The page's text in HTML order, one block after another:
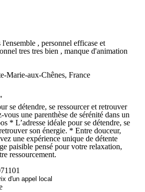
l'ensemble , personnel efficase et
tres tres bien , manque d'animation
Marie-aux-Chênes, France
se détendre, se ressourcer et retrouver
une parenthèse de sérénité dans un
* L’adresse idéale pour se détendre, se
son énergie. * Entre douceur,
une expérience unique de détente
paisible pensé pour votre relaxation,
ressourcement.
d'un appel local